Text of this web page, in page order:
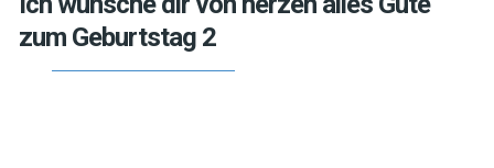
zum Geburtstag 2